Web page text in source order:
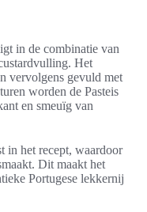
in de combinatie van
Het
vervolgens gevuld met
worden de Pasteis
en smeuïg van
in het recept, waardoor
Dit maakt het
Portugese lekkernij